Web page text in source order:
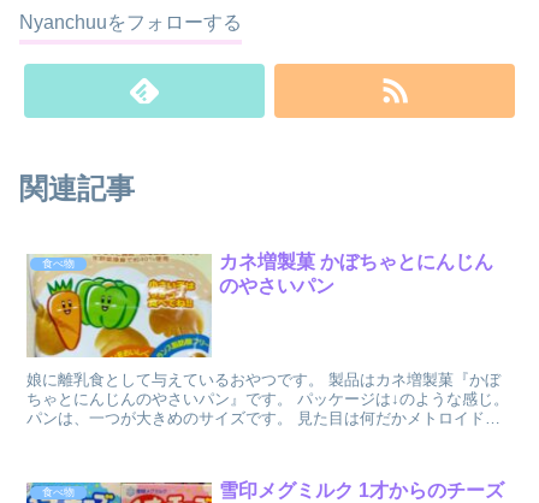
Nyanchuuをフォローする
関連記事
食べ物
カネ増製菓 かぼちゃとにんじん
のやさいパン
娘に離乳食として与えているおやつです。 製品はカネ増製菓『かぼ
ちゃとにんじんのやさいパン』です。 パッケージは↓のような感じ。
パンは、一つが大きめのサイズです。 見た目は何だかメトロイドや
食べ物
雪印メグミルク 1才からのチーズ